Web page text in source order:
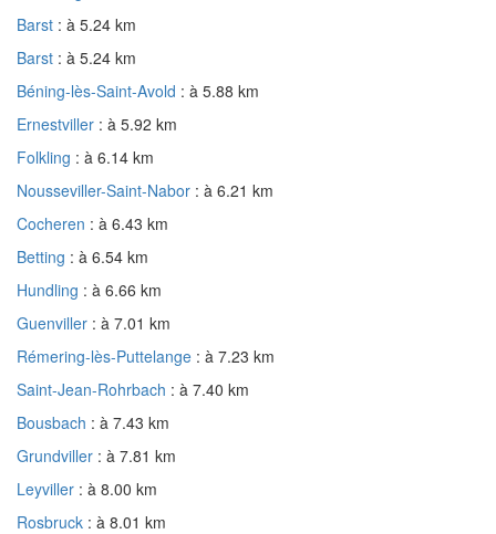
Barst : à 5.24 km
Barst : à 5.24 km
Béning-lès-Saint-Avold : à 5.88 km
Ernestviller : à 5.92 km
Folkling : à 6.14 km
Nousseviller-Saint-Nabor : à 6.21 km
Cocheren : à 6.43 km
Betting : à 6.54 km
Hundling : à 6.66 km
Guenviller : à 7.01 km
Rémering-lès-Puttelange : à 7.23 km
Saint-Jean-Rohrbach : à 7.40 km
Bousbach : à 7.43 km
Grundviller : à 7.81 km
Leyviller : à 8.00 km
Rosbruck : à 8.01 km